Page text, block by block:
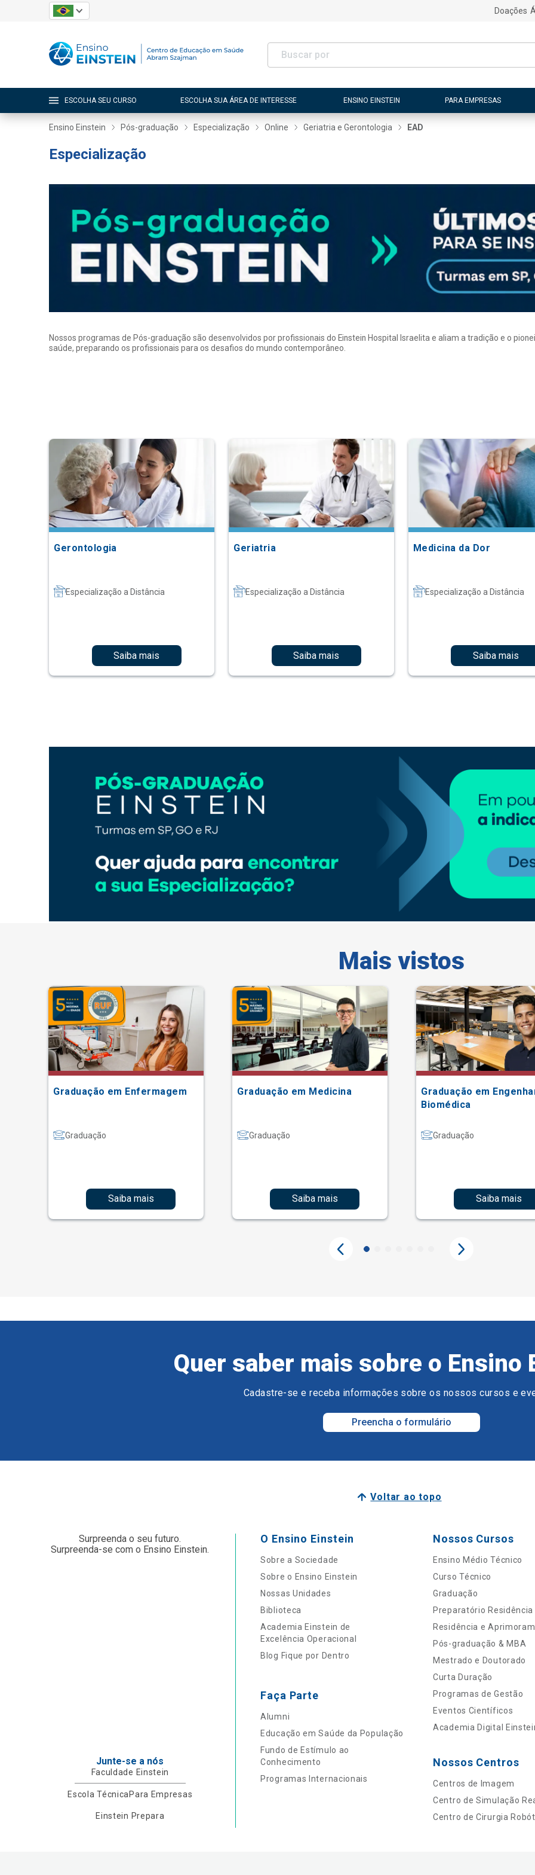
Doações
ESCOLHA SEU CURSO ESCOLHA SUA ÁREA DE INTERESSE ENSINO EINSTEIN PARA EMPRESAS
Ensino Einstein Pós-graduação Especialização Online Geriatria e Gerontologia EAD
Especialização
Nossos programas de Pós-graduação são desenvolvidos por profissionais do Einstein Hospital Israelita e aliam a tradição e o
saúde, preparando os profissionais para os desafios do mundo contemporâneo.
Gerontologia
Especialização a Distância
Saiba mais
Geriatria
Especialização a Distância
Saiba mais
Medicina da Dor
Especialização a Distância
Saiba mais
Mais vistos
Graduação em Enfermagem
Graduação
Saiba mais
Graduação em Medicina
Graduação
Saiba mais
Graduação em
Biomédica
Graduação
Saiba mais
Quer saber mais sobre o Ensino
Cadastre-se e receba informações sobre os nossos cursos e
Preencha o formulário
Voltar ao topo
Surpreenda o seu futuro.
Surpreenda-se com o Ensino Einstein.
Junte-se a nós
Faculdade Einstein
Escola TécnicaPara Empresas
Einstein Prepara
O Ensino Einstein
Sobre a Sociedade
Sobre o Ensino Einstein
Nossas Unidades
Biblioteca
Academia Einstein de
Excelência Operacional
Blog Fique por Dentro
Faça Parte
Alumni
Educação em Saúde da População
Fundo de Estímulo ao
Conhecimento
Programas Internacionais
Nossos Cursos
Ensino Médio Técnico
Curso Técnico
Graduação
Preparatório Residência
Residência e
Pós-graduação & MBA
Mestrado e Doutorado
Curta Duração
Programas de Gestão
Eventos Científicos
Academia Digital
Nossos Centros
Centros de Imagem
Centro de Simulação
Centro de Cirurgia